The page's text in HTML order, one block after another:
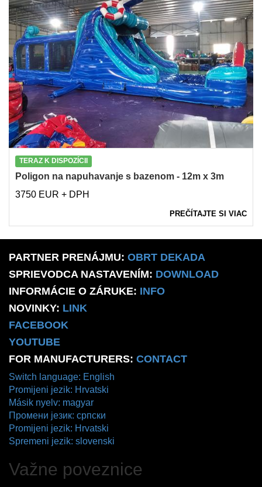
TERAZ K DISPOZÍCII
Poligon na napuhavanje s bazenom - 12m x 3m
3750 EUR + DPH
PREČÍTAJTE SI VIAC
PARTNER PRENÁJMU: OBRT DEKADA
SPRIEVODCA NASTAVENÍM: DOWNLOAD
INFORMÁCIE O ZÁRUKE: INFO
NOVINKY: LINK
FACEBOOK
YOUTUBE
FOR MANUFACTURERS: CONTACT
Switch language: English
Promijeni jezik: Hrvatski
Másik nyelv: magyar
Промени језик: српски
Promijeni jezik: Hrvatski
Spremeni jezik: slovenski
Važne poveznice